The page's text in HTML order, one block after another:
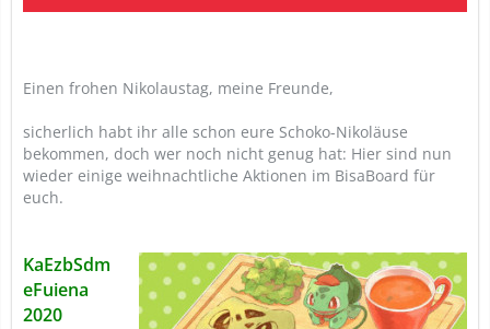
Einen frohen Nikolaustag, meine Freunde,
sicherlich habt ihr alle schon eure Schoko-Nikoläuse
bekommen, doch wer noch nicht genug hat: Hier sind nun
wieder einige weihnachtliche Aktionen im BisaBoard für
euch.
KaEzbSdm
eFuiena
2020